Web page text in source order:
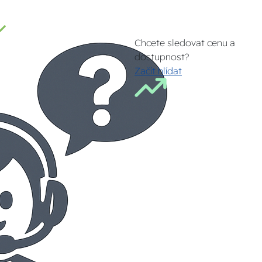
Chcete sledovat cenu a
dostupnost?
Začít hlídat